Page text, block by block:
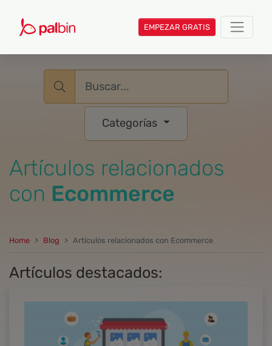
EMPEZAR GRATIS
Categorías
Artículos relacionados
con Ecommerce
Home Blog Artículos relacionados con Ecommerce
Artículos destacados: